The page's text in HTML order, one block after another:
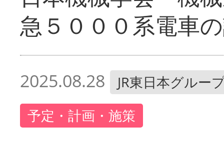
急５０００系電車
2025.08.28
JR東日本グルー
予定・計画・施策